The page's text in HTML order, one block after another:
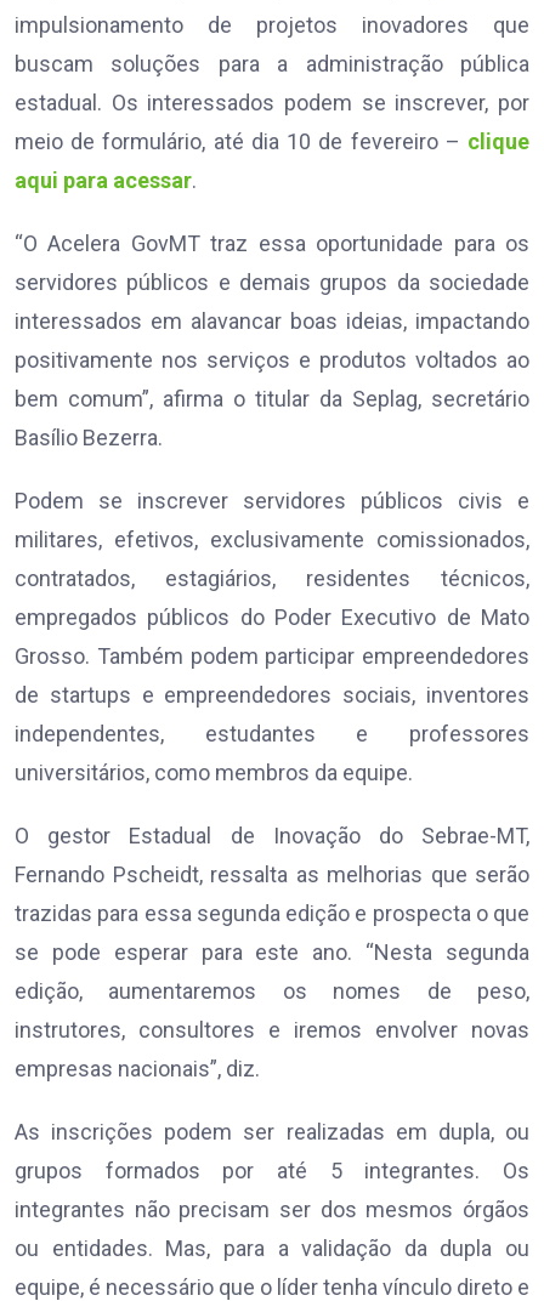
impulsionamento de projetos inovadores que
buscam soluções para a administração pública
estadual. Os interessados podem se inscrever, por
meio de formulário, até dia 10 de fevereiro – clique
aqui para acessar.
“O Acelera GovMT traz essa oportunidade para os
servidores públicos e demais grupos da sociedade
interessados em alavancar boas ideias, impactando
positivamente nos serviços e produtos voltados ao
bem comum”, afirma o titular da Seplag, secretário
Basílio Bezerra.
Podem se inscrever servidores públicos civis e
militares, efetivos, exclusivamente comissionados,
contratados, estagiários, residentes técnicos,
empregados públicos do Poder Executivo de Mato
Grosso. Também podem participar empreendedores
de startups e empreendedores sociais, inventores
independentes, estudantes e professores
universitários, como membros da equipe.
O gestor Estadual de Inovação do Sebrae-MT,
Fernando Pscheidt, ressalta as melhorias que serão
trazidas para essa segunda edição e prospecta o que
se pode esperar para este ano. “Nesta segunda
edição, aumentaremos os nomes de peso,
instrutores, consultores e iremos envolver novas
empresas nacionais”, diz.
As inscrições podem ser realizadas em dupla, ou
grupos formados por até 5 integrantes. Os
integrantes não precisam ser dos mesmos órgãos
ou entidades. Mas, para a validação da dupla ou
equipe, é necessário que o líder tenha vínculo direto e